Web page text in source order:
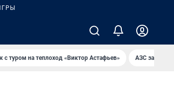
с туром на теплоход «Виктор Астафьев» AЗС